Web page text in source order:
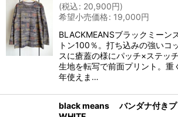
(税込: 20,900円)
希望小売価格: 19,000円
BLACKMEANSブラックミーン
トン100％。打ち込みの強いコ
スに瘡蓋の様にパッチ×ステッ
生地を転写で前面プリント。重
年使えま…
black means バンダナ付きプ